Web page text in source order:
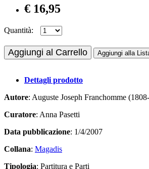
€ 16,95
Quantità:
Aggiungi al Carrello Aggiungi alla
Dettagli prodotto
Autore: Auguste Joseph Franchomme
Curatore: Anna Pasetti
Data pubblicazione: 1/4/2007
Collana: Magadis
Tipologia: Partitura e Parti